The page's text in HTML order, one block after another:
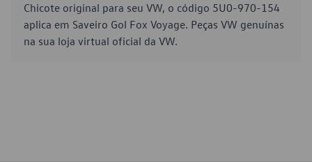
Chicote original para seu VW, o código 5U0-970-154
aplica em Saveiro Gol Fox Voyage. Peças VW genuínas
na sua loja virtual oficial da VW.